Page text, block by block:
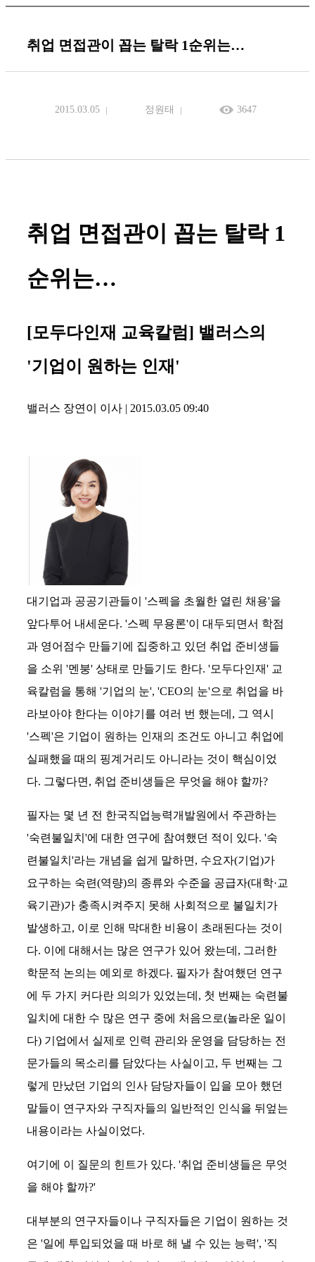
취업 면접관이 꼽는 탈락 1순위는…
2015.03.05 정원태 3647
취업 면접관이 꼽는 탈락 1
순위는…
[모두다인재 교육칼럼] 밸러스의
'기업이 원하는 인재'
밸러스 장연이 이사 | 2015.03.05 09:40
대기업과 공공기관들이 '스펙을 초월한 열린 채용'을
앞다투어 내세운다. '스펙 무용론'이 대두되면서 학점
과 영어점수 만들기에 집중하고 있던 취업 준비생들
을 소위 '멘붕' 상태로 만들기도 한다. '모두다인재' 교
육칼럼을 통해 '기업의 눈', 'CEO의 눈'으로 취업을 바
라보아야 한다는 이야기를 여러 번 했는데, 그 역시
'스펙'은 기업이 원하는 인재의 조건도 아니고 취업에
실패했을 때의 핑계거리도 아니라는 것이 핵심이었
다. 그렇다면, 취업 준비생들은 무엇을 해야 할까?
필자는 몇 년 전 한국직업능력개발원에서 주관하는
'숙련불일치'에 대한 연구에 참여했던 적이 있다. '숙
련불일치'라는 개념을 쉽게 말하면, 수요자(기업)가
요구하는 숙련(역량)의 종류와 수준을 공급자(대학·교
육기관)가 충족시켜주지 못해 사회적으로 불일치가
발생하고, 이로 인해 막대한 비용이 초래된다는 것이
다. 이에 대해서는 많은 연구가 있어 왔는데, 그러한
학문적 논의는 예외로 하겠다. 필자가 참여했던 연구
에 두 가지 커다란 의의가 있었는데, 첫 번째는 숙련불
일치에 대한 수 많은 연구 중에 처음으로(놀라운 일이
다) 기업에서 실제로 인력 관리와 운영을 담당하는 전
문가들의 목소리를 담았다는 사실이고, 두 번째는 그
렇게 만났던 기업의 인사 담당자들이 입을 모아 했던
말들이 연구자와 구직자들의 일반적인 인식을 뒤엎는
내용이라는 사실이었다.
여기에 이 질문의 힌트가 있다. '취업 준비생들은 무엇
을 해야 할까?'
대부분의 연구자들이나 구직자들은 기업이 원하는 것
은 '일에 투입되었을 때 바로 해 낼 수 있는 능력', '직